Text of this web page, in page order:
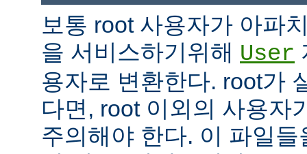
보통 root 사용자가 아파
을 서비스하기위해 User
용자로 변환한다. root가
다면, root 이외의 사용자
주의해야 한다. 이 파일